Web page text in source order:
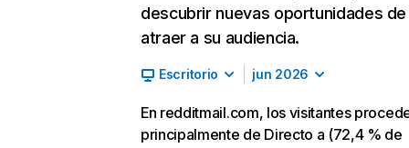
descubrir nuevas oportunidades de
atraer a su audiencia.
Escritorio jun 2026
En redditmail.com, los visitantes
principalmente de Directo a (72,4 % de